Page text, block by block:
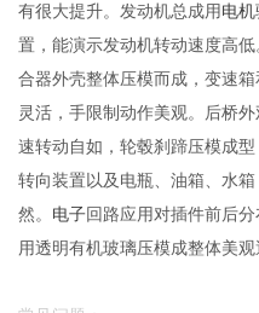
有很大提升。发动机总成用电机
置，能演示发动机转动速度高
合器外壳整体压模而成，变速
灵活，手限制动作美观。后桥
速转动自如，轮毂刹蹄压模成
转向装置以及电瓶、油箱、水
然。 电子回路应用对插件前后
用透明有机玻璃压模成整体美观